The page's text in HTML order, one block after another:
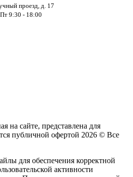
проезд, д. 17
9:30 - 18:00
на сайте, представлена для
публичной офертой 2026 © Все
для обеспечения корректной
активности